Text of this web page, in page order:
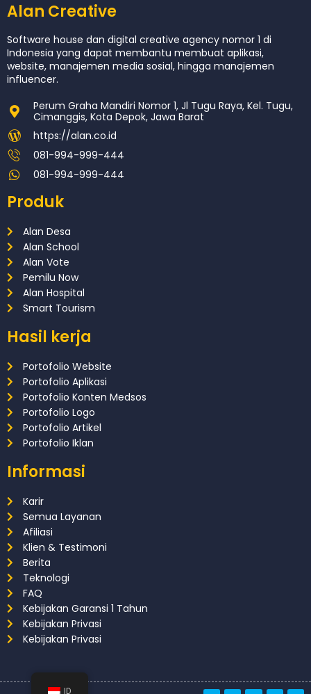
Alan Creative
Software house dan digital creative agency nomor 1 di
Indonesia yang dapat membantu membuat aplikasi,
website, manajemen media sosial, hingga manajemen
influencer.
Perum Graha Mandiri Nomor 1, Jl Tugu Raya, Kel. Tugu,
Cimanggis, Kota Depok, Jawa Barat
https://alan.co.id
081-994-999-444
081-994-999-444
Produk
Alan Desa
Alan School
Alan Vote
Pemilu Now
Alan Hospital
Smart Tourism
Hasil kerja
Portofolio Website
Portofolio Aplikasi
Portofolio Konten Medsos
Portofolio Logo
Portofolio Artikel
Portofolio Iklan
Informasi
Karir
Semua Layanan
Afiliasi
Klien & Testimoni
Berita
Teknologi
FAQ
Kebijakan Garansi 1 Tahun
Kebijakan Privasi
Kebijakan Privasi
ID